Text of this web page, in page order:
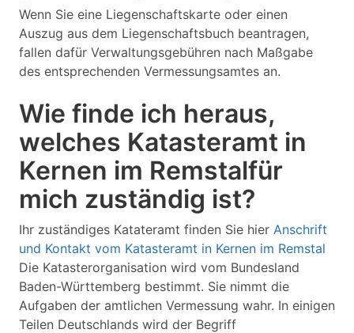
Wenn Sie eine Liegenschaftskarte oder einen
Auszug aus dem Liegenschaftsbuch beantragen,
fallen dafür Verwaltungsgebühren nach Maßgabe
des entsprechenden Vermessungsamtes an.
Wie finde ich heraus,
welches Katasteramt in
Kernen im Remstalfür
mich zuständig ist?
Ihr zuständiges Katateramt finden Sie hier Anschrift
und Kontakt vom Katasteramt in Kernen im Remstal
Die Katasterorganisation wird vom Bundesland
Baden-Württemberg bestimmt. Sie nimmt die
Aufgaben der amtlichen Vermessung wahr. In einigen
Teilen Deutschlands wird der Begriff